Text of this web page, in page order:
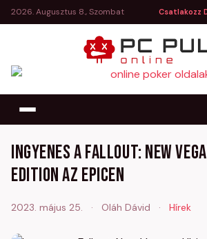
2026. Augusztus 8., Szombat Csatlakozz
Ingyenes a Fallout: New
Edition az Epicen
2023. május 25. · Oláh Dávid · Hírek